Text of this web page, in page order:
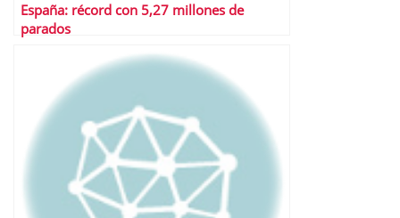
España: récord con 5,27 millones de
parados